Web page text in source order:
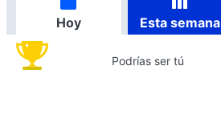
Hoy Esta semana
Podrías ser tú